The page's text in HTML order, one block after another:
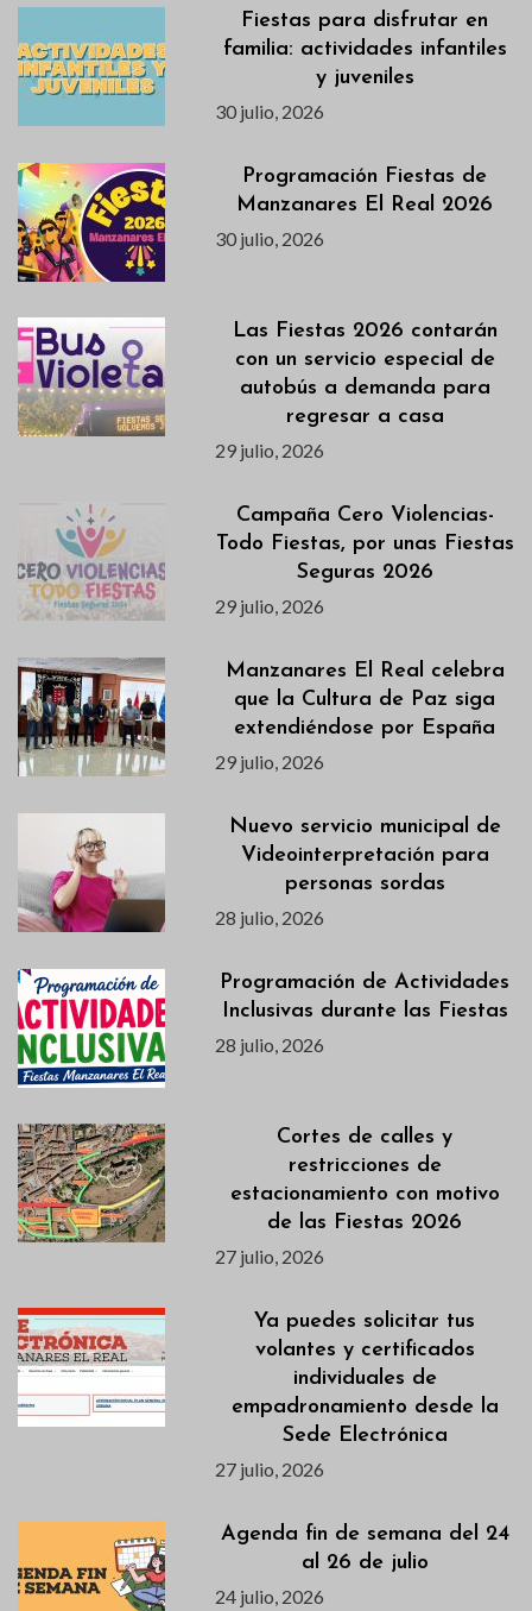
Fiestas para disfrutar en
familia: actividades infantiles
y juveniles
30 julio, 2026
Programación Fiestas de
Manzanares El Real 2026
30 julio, 2026
Las Fiestas 2026 contarán
con un servicio especial de
autobús a demanda para
regresar a casa
29 julio, 2026
Campaña Cero Violencias-
Todo Fiestas, por unas Fiestas
Seguras 2026
29 julio, 2026
Manzanares El Real celebra
que la Cultura de Paz siga
extendiéndose por España
29 julio, 2026
Nuevo servicio municipal de
Videointerpretación para
personas sordas
28 julio, 2026
Programación de Actividades
Inclusivas durante las Fiestas
28 julio, 2026
Cortes de calles y
restricciones de
estacionamiento con motivo
de las Fiestas 2026
27 julio, 2026
Ya puedes solicitar tus
volantes y certificados
individuales de
empadronamiento desde la
Sede Electrónica
27 julio, 2026
Agenda fin de semana del 24
al 26 de julio
24 julio, 2026